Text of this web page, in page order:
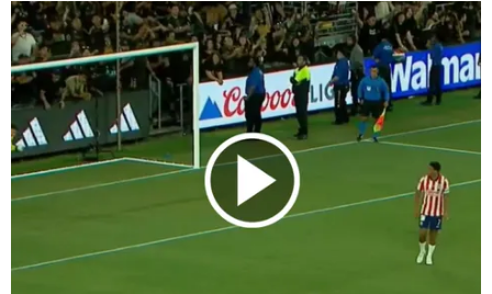
Chaco Giménez, duro contra la Leagues Cup:
"Hubiera preferido..."